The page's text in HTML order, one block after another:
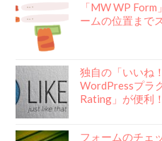
「MW WP
ームの位置まで
独自の「いいね
WordPressプラ
Rating」が便利！
フォームのチェ